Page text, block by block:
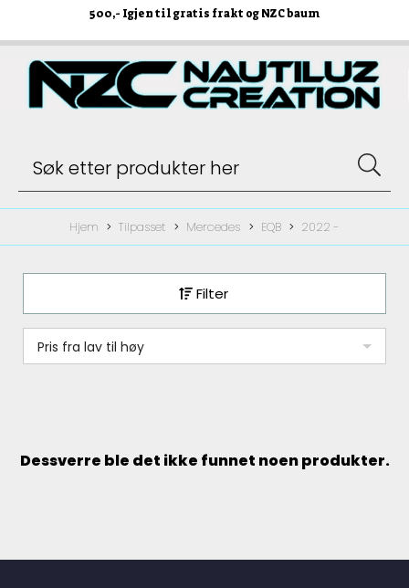
500,- Igjen til gratis frakt og NZC baum
Hjem Tilpasset Mercedes EQB 2022 -
Filter
Pris fra lav til høy
Dessverre ble det ikke funnet noen produkter.